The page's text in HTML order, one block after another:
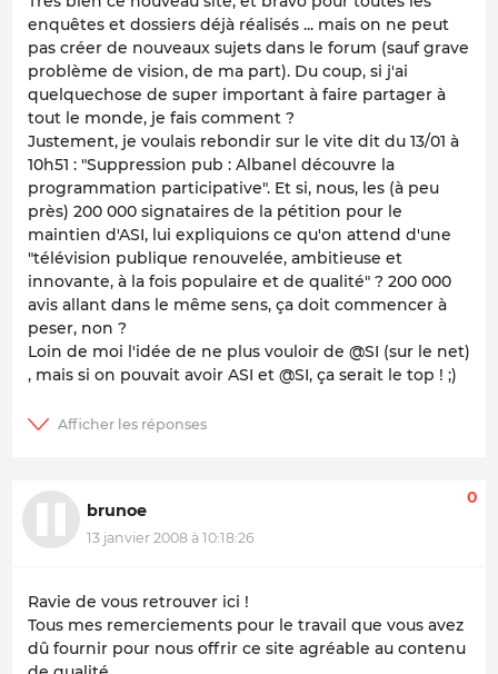
enquêtes et dossiers déjà réalisés ... mais on ne peut
pas créer de nouveaux sujets dans le forum (sauf grave
problème de vision, de ma part). Du coup, si j'ai
quelquechose de super important à faire partager à
tout le monde, je fais comment ?
Justement, je voulais rebondir sur le vite dit du 13/01 à
10h51 : "Suppression pub : Albanel découvre la
programmation participative". Et si, nous, les (à peu
près) 200 000 signataires de la pétition pour le
maintien d'ASI, lui expliquions ce qu'on attend d'une
"télévision publique renouvelée, ambitieuse et
innovante, à la fois populaire et de qualité" ? 200 000
avis allant dans le même sens, ça doit commencer à
peser, non ?
Loin de moi l'idée de ne plus vouloir de @SI (sur le net)
, mais si on pouvait avoir ASI et @SI, ça serait le top ! ;)
brunoe
13 janvier 2008 à 10:18:26
0
Ravie de vous retrouver ici !
Tous mes remerciements pour le travail que vous avez
dû fournir pour nous offrir ce site agréable au contenu